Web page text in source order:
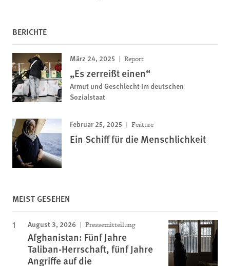
BERICHTE
März 24, 2025 Report
„Es zerreißt einen“
Armut und Geschlecht im deutschen
Sozialstaat
Februar 25, 2025 Feature
Ein Schiff für die Menschlichkeit
MEIST GESEHEN
August 3, 2026 Pressemitteilung
Afghanistan: Fünf Jahre
Taliban-Herrschaft, fünf Jahre
Angriffe auf die